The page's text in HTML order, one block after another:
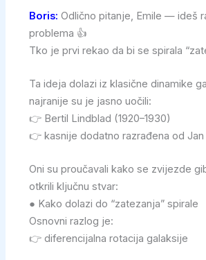
Boris: Odlično pitanje, Emile — ideš
problema 👍
Tko je prvi rekao da bi se spirala
Ta ideja dolazi iz klasične dinamike
najranije su je jasno uočili:
👉 Bertil Lindblad (1920–1930)
👉 kasnije dodatno razrađena od
Oni su proučavali kako se zvijezde
otkrili ključnu stvar:
● Kako dolazi do “zatezanja” spirale
Osnovni razlog je:
👉 diferencijalna rotacija galaksije